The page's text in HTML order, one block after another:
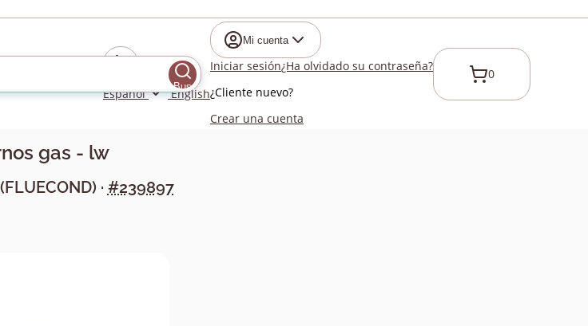
Buscar
Español English
Mi cuenta
Iniciar sesión¿Ha olvidado su contraseña?
¿Cliente nuevo?
Crear una cuenta
0
gas - lw
FLUECOND) · #239897